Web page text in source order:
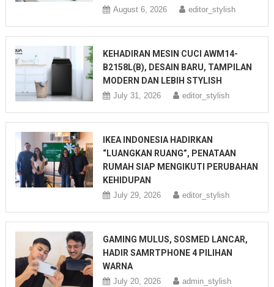
August 6, 2026 editor_stylish
KEHADIRAN MESIN CUCI AWM14-
B2158L(B), DESAIN BARU, TAMPILAN
MODERN DAN LEBIH STYLISH
July 31, 2026 editor_stylish
IKEA INDONESIA HADIRKAN
“LUANGKAN RUANG”, PENATAAN
RUMAH SIAP MENGIKUTI PERUBAHAN
KEHIDUPAN
July 29, 2026 editor_stylish
GAMING MULUS, SOSMED LANCAR,
HADIR SAMRTPHONE 4 PILIHAN
WARNA
July 20, 2026 admin_stylish